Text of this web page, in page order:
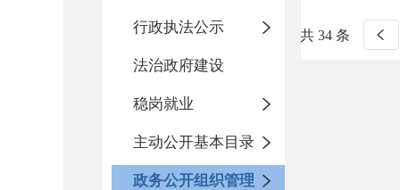
行政执法公示
法治政府建设
稳岗就业
主动公开基本目录
政务公开组织管理
共 34 条